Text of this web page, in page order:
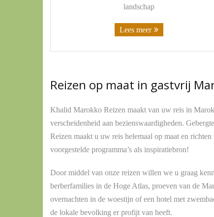
landschap
Lees meer
Reizen op maat in gastvrij
Khalid Marokko Reizen maakt van uw reis in
verscheidenheid aan bezienswaardigheden.
Reizen maakt u uw reis helemaal op maat en
voorgestelde programma’s als inspiratiebron!
Door middel van onze reizen willen we u graag
berberfamilies in de Hoge Atlas, proeven van de
overnachten in de woestijn of een hotel met
de lokale bevolking er profijt van heeft.